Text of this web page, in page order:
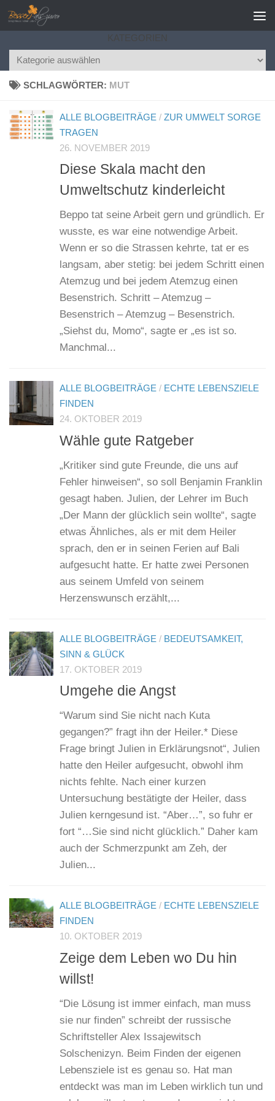
Zum Inhalt springen
KATEGORIEN
Kategorien
SCHLAGWÖRTER: MUT
ALLE BLOGBEITRÄGE / ZUR UMWELT SORGE
TRAGEN
26. NOVEMBER 2019
Diese Skala macht den
Umweltschutz kinderleicht
Beppo tat seine Arbeit gern und gründlich. Er
wusste, es war eine notwendige Arbeit.
Wenn er so die Strassen kehrte, tat er es
langsam, aber stetig: bei jedem Schritt einen
Atemzug und bei jedem Atemzug einen
Besenstrich. Schritt – Atemzug –
Besenstrich – Atemzug – Besenstrich.
„Siehst du, Momo“, sagte er „es ist so.
Manchmal...
ALLE BLOGBEITRÄGE / ECHTE LEBENSZIELE
FINDEN
24. OKTOBER 2019
Wähle gute Ratgeber
„Kritiker sind gute Freunde, die uns auf
Fehler hinweisen“, so soll Benjamin Franklin
gesagt haben. Julien, der Lehrer im Buch
„Der Mann der glücklich sein wollte“, sagte
etwas Ähnliches, als er mit dem Heiler
sprach, den er in seinen Ferien auf Bali
aufgesucht hatte. Er hatte zwei Personen
aus seinem Umfeld von seinem
Herzenswunsch erzählt,...
ALLE BLOGBEITRÄGE / BEDEUTSAMKEIT,
SINN & GLÜCK
17. OKTOBER 2019
Umgehe die Angst
“Warum sind Sie nicht nach Kuta
gegangen?” fragt ihn der Heiler.* Diese
Frage bringt Julien in Erklärungsnot“, Julien
hatte den Heiler aufgesucht, obwohl ihm
nichts fehlte. Nach einer kurzen
Untersuchung bestätigte der Heiler, dass
Julien kerngesund ist. “Aber…”, so fuhr er
fort “…Sie sind nicht glücklich.” Daher kam
auch der Schmerzpunkt am Zeh, der
Julien...
ALLE BLOGBEITRÄGE / ECHTE LEBENSZIELE
FINDEN
10. OKTOBER 2019
Zeige dem Leben wo Du hin
willst!
“Die Lösung ist immer einfach, man muss
sie nur finden” schreibt der russische
Schriftsteller Alex Issajewitsch
Solschenizyn. Beim Finden der eigenen
Lebensziele ist es genau so. Hat man
entdeckt was man im Leben wirklich tun und